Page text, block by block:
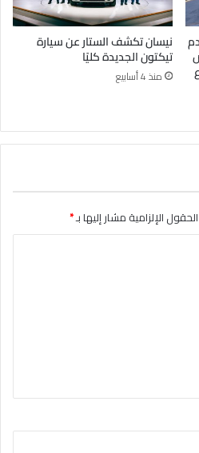
نيسان تكشف الستار عن سيارة
تيكتون الجديدة كليًا
منذ 4 أسابيع
الحقول الإلزامية مشار إليها بـ*